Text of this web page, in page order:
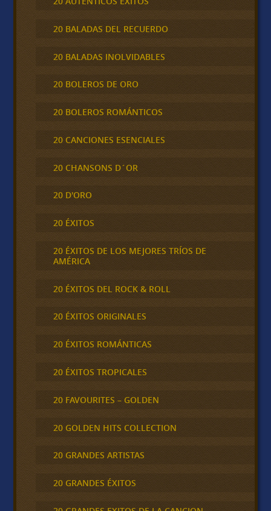
20 BALADAS DEL RECUERDO
20 BALADAS INOLVIDABLES
20 BOLEROS DE ORO
20 BOLEROS ROMÁNTICOS
20 CANCIONES ESENCIALES
20 CHANSONS D´OR
20 D'ORO
20 ÉXITOS
20 ÉXITOS DE LOS MEJORES TRÍOS DE
AMÉRICA
20 ÉXITOS DEL ROCK & ROLL
20 ÉXITOS ORIGINALES
20 ÉXITOS ROMÁNTICAS
20 ÉXITOS TROPICALES
20 FAVOURITES – GOLDEN
20 GOLDEN HITS COLLECTION
20 GRANDES ARTISTAS
20 GRANDES ÉXITOS